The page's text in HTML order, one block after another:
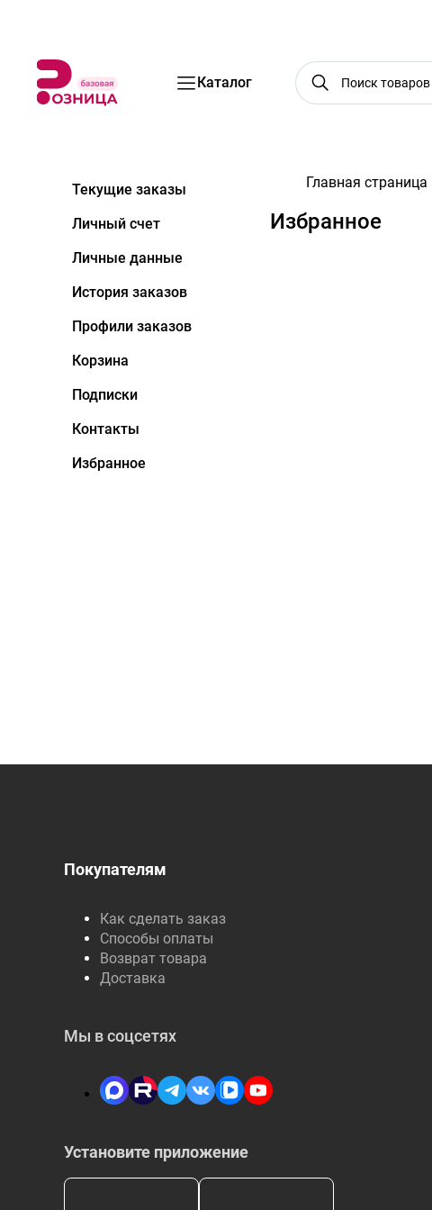
Каталог
Текущие заказы
Личный счет
Личные данные
История заказов
Профили заказов
Корзина
Подписки
Контакты
Избранное
Главная страница
Избранное
Покупателям
Как сделать заказ
Способы оплаты
Возврат товара
Доставка
Установите приложение
Мы в соцсетях